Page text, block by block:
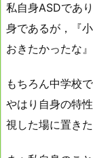
私自身ASDであ
身であるが，『
おきたかったな
もちろん中学校
やはり自身の特
視した場に置き